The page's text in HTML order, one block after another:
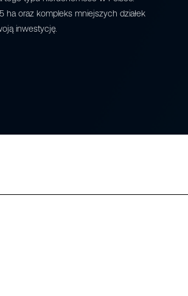
ha oraz kompleks mniejszych działek
inwestycję.